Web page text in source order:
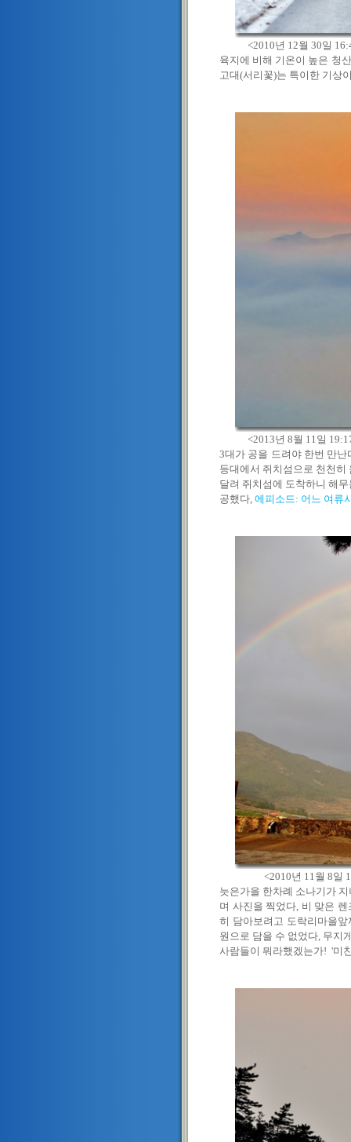
<2010년 12월 30일
육지에 비해 기온이 높은 청
고대(서리꽃)는 특이한 기상
<2013년 8월 11일 19:17
3대가 공을 드려야 한번 만
등대에서 쥐치섬으로 천천히
달려 쥐치섬에 도착하니 해
공했다, 에피소드: 어느 여류
<2010년 11월 8일
늣은가을 한차례 소나기가
며 사진을 찍었다, 비 맞은
히 담아보려고 도락리마을
원으로 담을 수 없었다, 무지
사람들이 뭐라했겠는가! '미